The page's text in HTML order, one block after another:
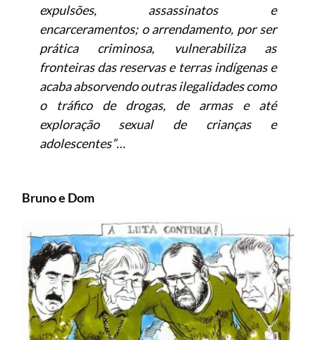
expulsões, assassinatos e
encarceramentos; o arrendamento, por ser
prática criminosa, vulnerabiliza as
fronteiras das reservas e terras indígenas e
acaba absorvendo outras ilegalidades como
o tráfico de drogas, de armas e até
exploração sexual de crianças e
adolescentes”…
Bruno e Dom